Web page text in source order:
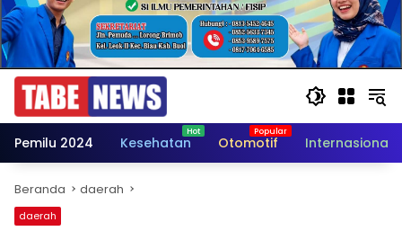
Pemilu 2024 Kesehatan Otomotif Internasional
Beranda daerah
daerah